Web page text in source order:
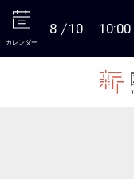
カレンダー
8 10 10:00